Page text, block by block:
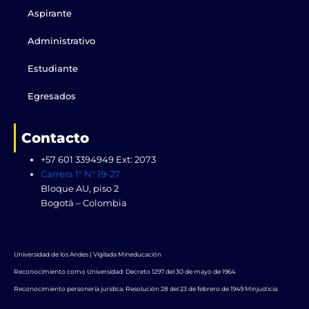
k
Aspirante
Administrativo
Estudiante
Egresados
Contacto
+57 601 3394949 Ext: 2073
Carrera 1° N° 19-27
Bloque AU, piso 2
Bogotá – Colombia
Universidad de los Andes | Vigilada Mineducación
Reconocimiento como Universidad: Decreto 1297 del 30 de mayo de 1964.
Reconocimiento personería jurídica: Resolución 28 del 23 de febrero de 1949 Minjusticia.